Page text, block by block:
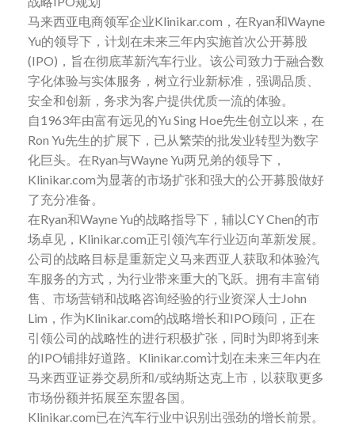
马来西亚电商领军企业Klinikar.com，在Ryan和Wayne
Yu的领导下，计划在未来三年内实施首次公开募股
(IPO)，旨在彻底革新汽车行业。该公司致力于融合数
字化体验与实体服务，树立行业新标准，强调品质、
安全和创新，务求为客户提供优质一流的体验。
自1963年由富有远见的Yu Sing Hoe先生创立以来，在
Ron Yu先生的扩展下，已从繁荣的批发业转型为数字
化巨头。在Ryan与Wayne Yu两兄弟的领导下，
Klinikar.com为显著的市场扩张和强大的公开募股做好
了充分准备。
在Ryan和Wayne Yu的战略指导下，辅以CY Chen的市
场卓见，Klinikar.com正引领汽车行业迈向革新发展。
公司的战略目标是重新定义马来西亚人获取和体验汽
车服务的方式，为行业带来重大的飞跃。拥有丰富销
售、市场营销和战略咨询经验的行业资深人士John
Lim，作为Klinikar.com的战略增长和IPO顾问，正在
引领公司的战略性的进行积极扩张，同时为即将到来
的IPO铺排好道路。Klinikar.com计划在未来三年内在
马来西亚证券交易所和/或纳斯达克上市，以获取更多
市场份额并拓展至东盟各国。
Klinikar.com已在汽车行业中识别出强劲的增长前景。